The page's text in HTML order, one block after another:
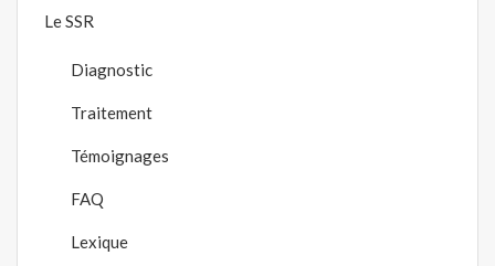
Le SSR
Diagnostic
Traitement
Témoignages
FAQ
Lexique